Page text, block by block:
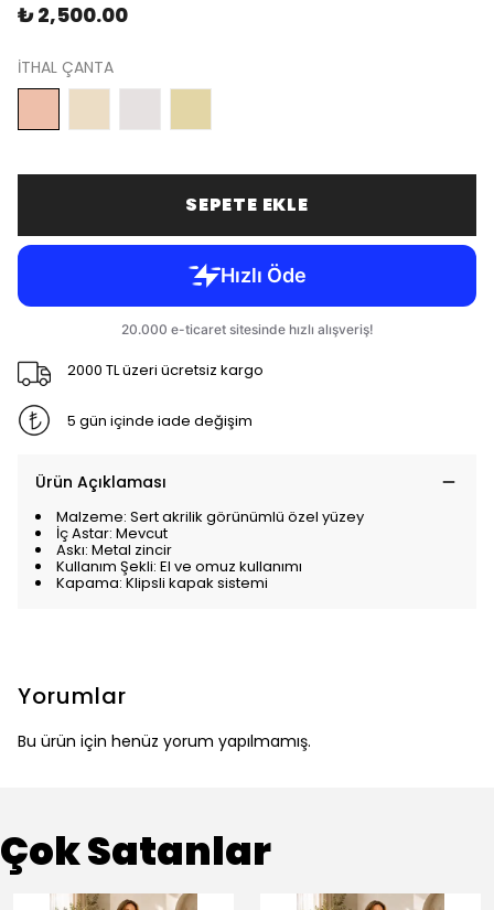
₺ 2,500.00
İTHAL ÇANTA
SEPETE EKLE
2000 TL üzeri ücretsiz kargo
5 gün içinde iade değişim
Ürün Açıklaması
Malzeme: Sert akrilik görünümlü özel yüzey
İç Astar: Mevcut
Askı: Metal zincir
Kullanım Şekli: El ve omuz kullanımı
Kapama: Klipsli kapak sistemi
Yorumlar
Bu ürün için henüz yorum yapılmamış.
Çok Satanlar